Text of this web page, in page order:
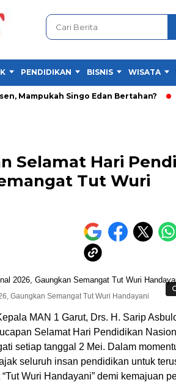
PENDIDIKAN BISNIS WISATA
Singo Edan Bertahan? KKN
Selamat Hari
Tut Wuri
Gaungkan Semangat Tut Wuri Handayani
MAN 1 Garut, Drs. H. Sarip
Selamat Hari Pendidikan
setiap tanggal 2 Mei. Dalam
seluruh insan pendidikan untuk
Wuri Handayani” demi kemajuan